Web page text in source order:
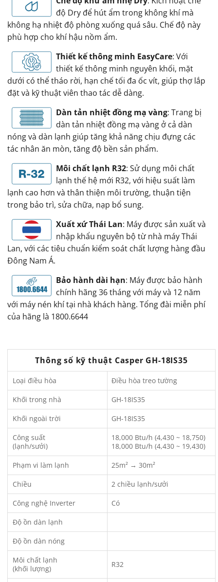
độ Dry để hút ẩm trong không khí mà
không hạ nhiệt độ phòng xuống quá sâu. Chế độ này
phù hợp cho khí hậu nồm ẩm.
Thiết kế thông minh EasyCare: Với
thiết kế thông minh nguyên khối, mặt
dưới có thể tháo rời, hạn chế tối đa ốc vít, giúp thợ lắp
đặt và kỹ thuật viên thao tác dễ dàng.
Dàn tản nhiệt đồng mạ vàng: Trang bị
dàn tản nhiệt đồng mạ vàng ở cả dàn
nóng và dàn lạnh giúp tăng khả năng chịu đựng các
tác nhân ăn mòn, tăng độ bền sản phẩm.
Môi chất lạnh R32: Sử dụng môi chất
lạnh thế hệ mới R32, với hiệu suất làm
lạnh cao hơn và thân thiện môi trường, thuận tiện
trong bảo trì, sửa chữa, nạp bổ sung.
Xuất xứ Thái Lan: Máy được sản xuất và
nhập khẩu nguyên bộ từ nhà máy Thái
Lan, với các tiêu chuẩn kiểm soát chất lượng hàng đầu
Đông Nam Á.
Bảo hành dài hạn: Máy được bảo hành
chính hãng 36 tháng với máy và 12 năm
với máy nén khí tại nhà khách hàng. Tổng đài miễn phí
của hãng là 1800.6644
Thông số kỹ thuật Casper GH-18IS35
Loại điều hòa Điều hòa treo tường
Khối trong nhà GH-18IS35
Khối ngoài trời GH-18IS35
Công suất
(lạnh/sưởi)
18,000 Btu/h (4,430 ~ 18,750)
18,000 Btu/h (4,430 ~ 19,430)
Phạm vi làm lạnh 25m² → 30m²
Chiều 2 chiều lạnh/sưởi
Công nghệ Inverter Có
Độ ồn dàn lạnh
Độ ồn dàn nóng
Môi chất lạnh
(khối lượng)
R32